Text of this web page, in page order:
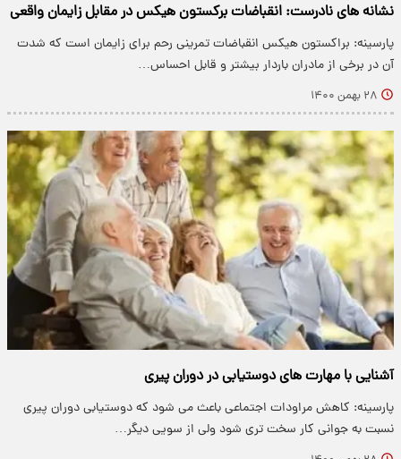
نشانه های نادرست: انقباضات برکستون هیکس در مقابل زایمان واقعی
پارسینه: براکستون هیکس انقباضات تمرینی رحم برای زایمان است که شدت
آن در برخی از مادران باردار بیشتر و قابل احساس…
۲۸ بهمن ۱۴۰۰
آشنایی با مهارت های دوستیابی در دوران پیری
پارسینه: کاهش مراودات اجتماعی باعث می شود که دوستیابی دوران پیری
نسبت به جوانی کار سخت تری شود ولی از سویی دیگر…